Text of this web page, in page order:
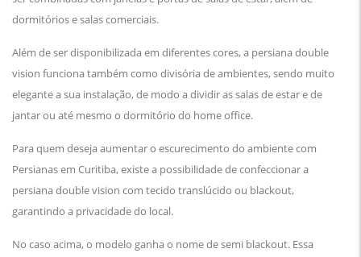
dormitórios e salas comerciais.
Além de ser disponibilizada em diferentes cores, a persiana double
vision funciona também como divisória de ambientes, sendo muito
elegante a sua instalação, de modo a dividir as salas de estar e de
jantar ou até mesmo o dormitório do home office.
Para quem deseja aumentar o escurecimento do ambiente com
Persianas em Curitiba, existe a possibilidade de confeccionar a
persiana double vision com tecido translúcido ou blackout,
garantindo a privacidade do local.
No caso acima, o modelo ganha o nome de semi blackout. Essa